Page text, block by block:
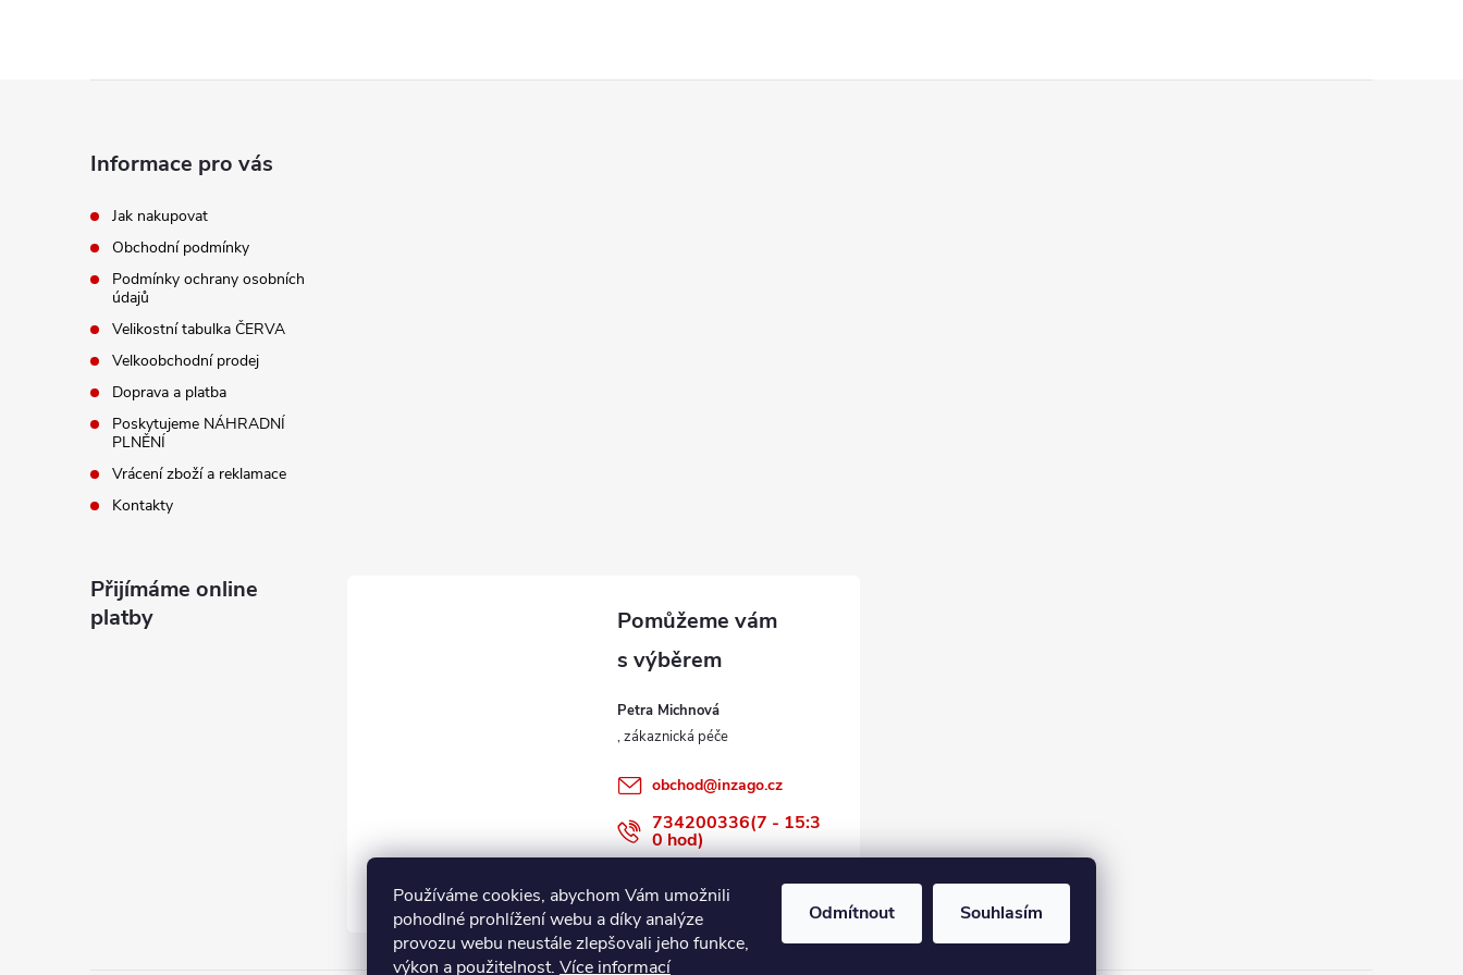
Používáme cookies, abychom Vám umožnili
pohodlné prohlížení webu a díky analýze
provozu webu neustále zlepšovali jeho funkce,
výkon a použitelnost. Více informací
Odmítnout Souhlasím
Informace pro vás
Jak nakupovat
Obchodní podmínky
Podmínky ochrany osobních
údajů
Velikostní tabulka ČERVA
Velkoobchodní prodej
Doprava a platba
Poskytujeme NÁHRADNÍ
PLNĚNÍ
Vrácení zboží a reklamace
Kontakty
Přijímáme online
platby
Petra Michnová
obchod@inzago.cz
734200336(7 - 15:3
0 hod)